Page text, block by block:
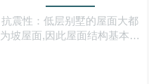
抗震性：低层别墅的屋面大都
为坡屋面,因此屋面结构基本上